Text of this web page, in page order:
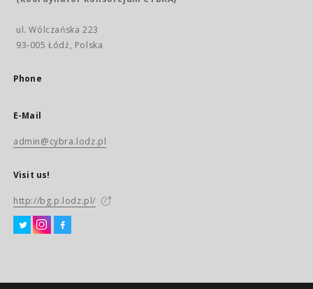
ul. Wólczańska 223
93-005 Łódź, Polska
Phone
E-Mail
admin@cybra.lodz.pl
Visit us!
http://bg.p.lodz.pl/